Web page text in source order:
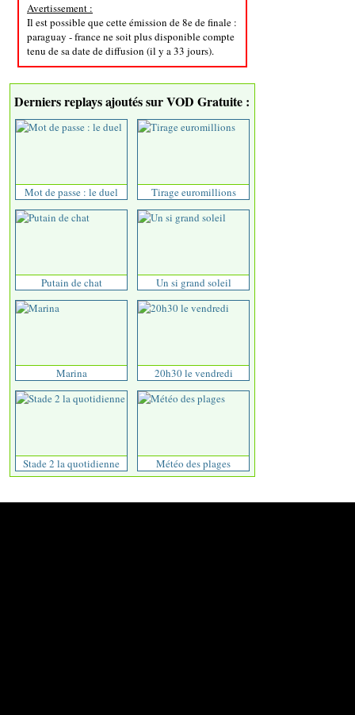
Avertissement :
Il est possible que cette émission de 8e de finale :
paraguay - france ne soit plus disponible compte
tenu de sa date de diffusion (il y a 33 jours).
Derniers replays ajoutés sur VOD Gratuite :
Mot de passe : le duel Tirage euromillions
Putain de chat Un si grand soleil
Marina 20h30 le vendredi
Stade 2 la quotidienne Météo des plages